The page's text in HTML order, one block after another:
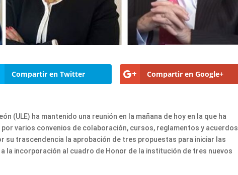
Compartir en Twitter Compartir en Google+
(ULE) ha mantenido una reunión en la mañana de hoy en la que ha
varios convenios de colaboración, cursos, reglamentos y acuerdos
su trascendencia la aprobación de tres propuestas para iniciar las
la incorporación al cuadro de Honor de la institución de tres nuevos